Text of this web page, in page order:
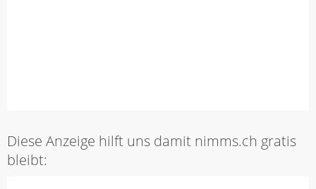
Diese Anzeige hilft uns damit nimms.ch gratis
bleibt: